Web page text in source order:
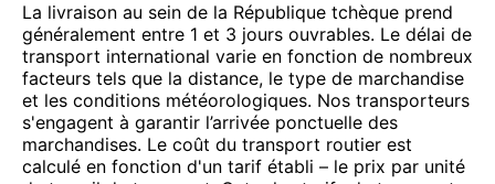
La livraison au sein de la République tchèque prend
généralement entre 1 et 3 jours ouvrables. Le délai de
transport international varie en fonction de nombreux
facteurs tels que la distance, le type de marchandise
et les conditions météorologiques. Nos transporteurs
s'engagent à garantir l’arrivée ponctuelle des
marchandises. Le coût du transport routier est
calculé en fonction d'un tarif établi – le prix par unité